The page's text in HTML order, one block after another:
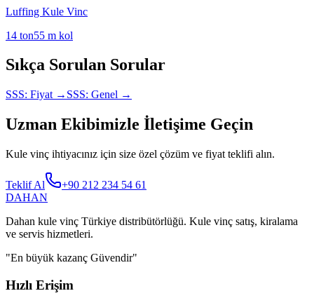
Luffing Kule Vinc
14 ton55 m kol
Sıkça Sorulan Sorular
SSS: Fiyat → SSS: Genel →
Uzman Ekibimizle İletişime Geçin
Kule vinç ihtiyacınız için size özel çözüm ve fiyat teklifi alın.
Teklif Al
+90 212 234 54 61
DAHAN
Dahan kule vinç Türkiye distribütörlüğü. Kule vinç satış, kiralama
ve servis hizmetleri.
"En büyük kazanç Güvendir"
Hızlı Erişim